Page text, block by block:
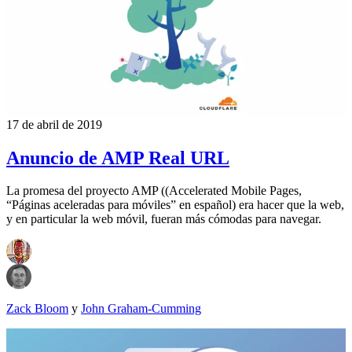
17 de abril de 2019
Anuncio de AMP Real URL
La promesa del proyecto AMP ((Accelerated Mobile Pages,
“Páginas aceleradas para móviles” en español) era hacer que la web,
y en particular la web móvil, fueran más cómodas para navegar.
Zack Bloom y John Graham-Cumming